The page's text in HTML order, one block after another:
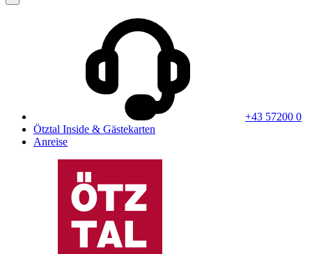
+43 57200 0
Ötztal Inside & Gästekarten
Anreise